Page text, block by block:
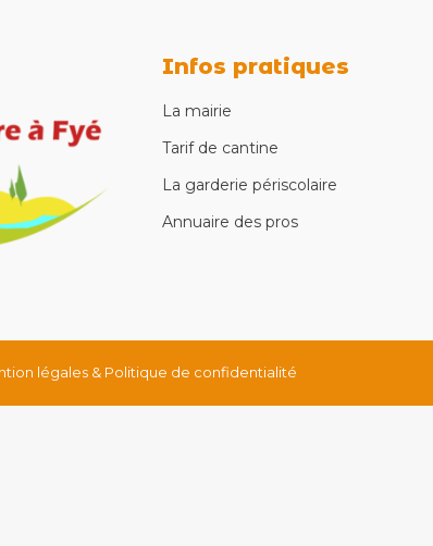
Infos pratiques
La mairie
Tarif de cantine
La garderie périscolaire
Annuaire des pros
légales & Politique de confidentialité